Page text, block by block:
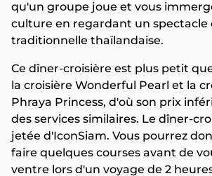
qu'un groupe joue et vous
culture en regardant un spectacle
traditionnelle thaïlandaise.
Ce dîner-croisière est plus petit
la croisière Wonderful Pearl et la
Phraya Princess, d'où son prix
des services similaires. Le dîner-
jetée d'IconSiam. Vous pourrez
faire quelques courses avant de
ventre lors d'un voyage de 2